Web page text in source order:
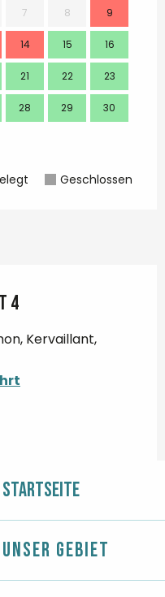
Startseite
Unser Gebiet
7 8 9
14 15 16
21 22 23
28 29 30
Geschlossen
4
Kervaillant,